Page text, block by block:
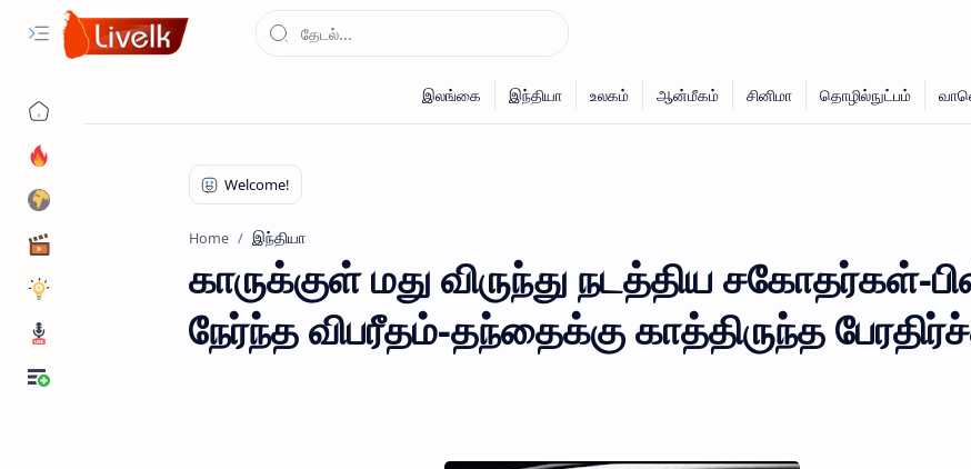
Home இந்தியா
காருக்குள் மது விருந்து நடத்திய சகோதர்கள்-
நேர்ந்த விபரீதம்-தந்தைக்கு காத்திருந்த